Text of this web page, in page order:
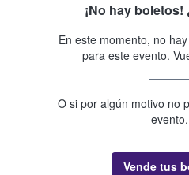
¡No hay boletos!
En este momento, no
para este evento.
O si por algún motivo no
Vende tus